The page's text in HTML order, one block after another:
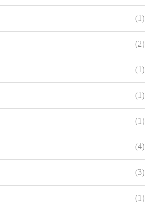
(1)
(2)
(1)
(1)
(1)
(4)
(3)
(1)